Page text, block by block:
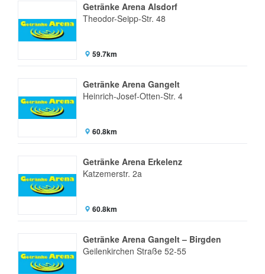
Getränke Arena Alsdorf
Theodor-Seipp-Str. 48
59.7km
Getränke Arena Gangelt
Heinrich-Josef-Otten-Str. 4
60.8km
Getränke Arena Erkelenz
Katzemerstr. 2a
60.8km
Getränke Arena Gangelt – Birgden
Geilenkirchen Straße 52-55